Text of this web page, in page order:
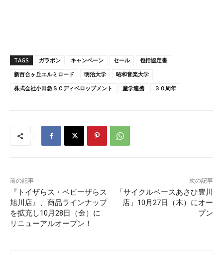
TAGS ガラポン キャンペーン セール
包括協定書
新百合ヶ丘エルミロード
明治大学
昭和音楽大学
株式会社小田急ＳＣディベロップメント
産学連携 ３０周年
前の記事
『トイザらス・ベビーザらス
旭川店』、商品ラインナップ
を拡充し10月28日（金）に
リニューアルオープン！
次の記事
「サイクルベースあさひ豊川
店」10月27日（木）にオー
プン